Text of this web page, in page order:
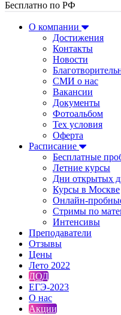
Бесплатно по РФ
О компании
Достижения
Контакты
Новости
СМИ о нас
Вакансии
Документы
Фотоальбом
Тех условия
Оферта
Расписание
Бесплатные
Летние курсы
Дни открытых
Курсы в Москве
Онлайн-
Стримы по
Интенсивы
Преподаватели
Отзывы
Цены
Лето 2022
ДОД
ЕГЭ-2023
О нас
Акции